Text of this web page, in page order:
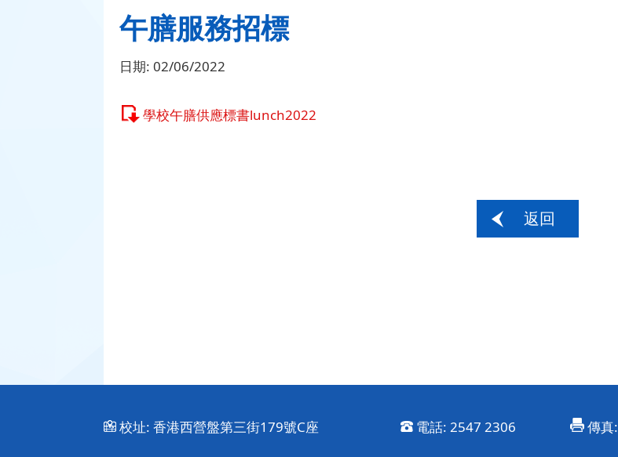
午膳服務招標
日期: 02/06/2022
學校午膳供應標書lunch2022
返回
校址: 香港西營盤第三街179號C座 電話: 2547 2306 傳真: